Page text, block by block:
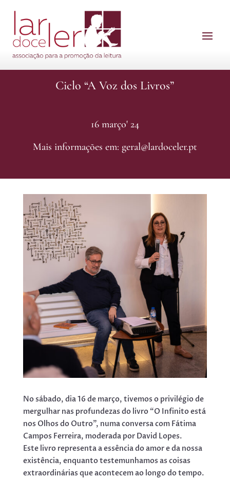
Ciclo “A Voz dos Livros”
16 março' 24
Mais informações em: geral@lardoceler.pt
No sábado, dia 16 de março, tivemos o privilégio de
mergulhar nas profundezas do livro “O Infinito está
nos Olhos do Outro”, numa conversa com Fátima
Campos Ferreira, moderada por David Lopes.
Este livro representa a essência do amor e da nossa
existência, enquanto testemunhamos as coisas
extraordinárias que acontecem ao longo do tempo.